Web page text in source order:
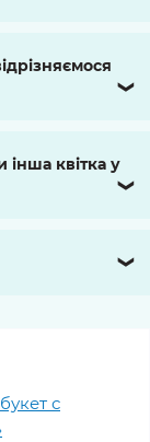
❯
інша квітка у
❯
❯
с